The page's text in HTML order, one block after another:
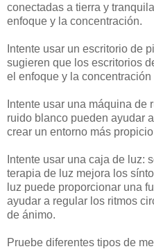
conectadas a tierra y
enfoque y la concentración.
Intente usar un escritorio de
sugieren que los escritorios
el enfoque y la
Intente usar una máquina
ruido blanco pueden ayudar
crear un entorno más
Intente usar una caja de luz:
terapia de luz mejora los
luz puede proporcionar una
ayudar a regular los ritmos
de ánimo.
Pruebe diferentes tipos de